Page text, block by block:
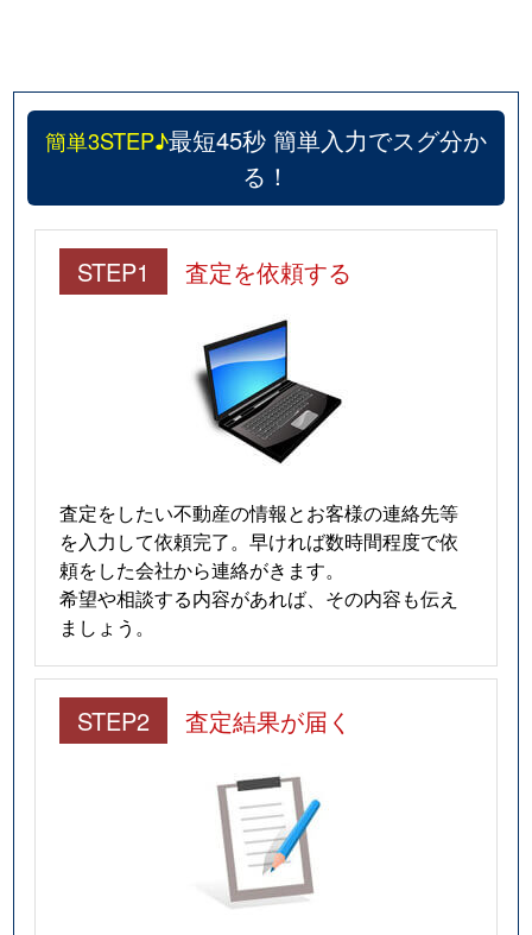
簡単3STEP♪最短45秒 簡単入力でスグ分か
る！
STEP1 査定を依頼する
査定をしたい不動産の情報とお客様の連絡先等
を入力して依頼完了。早ければ数時間程度で依
頼をした会社から連絡がきます。
希望や相談する内容があれば、その内容も伝え
ましょう。
STEP2 査定結果が届く